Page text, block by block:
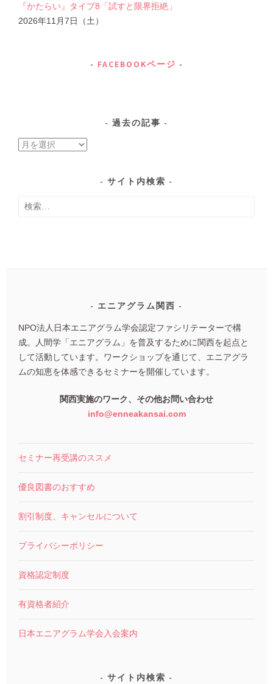
『かたらい』タイプ8「試すと限界拒絶」
2026年11月7日（土）
FACEBOOKページ
過去の記事
過
事
サイト内検索
検
エニアグラム関西
NPO法人日本エニアグラム学会認定ファシリテーターで構
成。人間学「エニアグラム」を普及するために関西を起点と
して活動しています。ワークショップを通じて、エニアグラ
ムの知恵を体感できるセミナーを開催しています。
関西実施のワーク、その他お問い合わせ
info@enneakansai.com
セミナー再受講のススメ
優良図書のおすすめ
割引制度、キャンセルについて
プライバシーポリシー
資格認定制度
有資格者紹介
日本エニアグラム学会入会案内
サイト内検索